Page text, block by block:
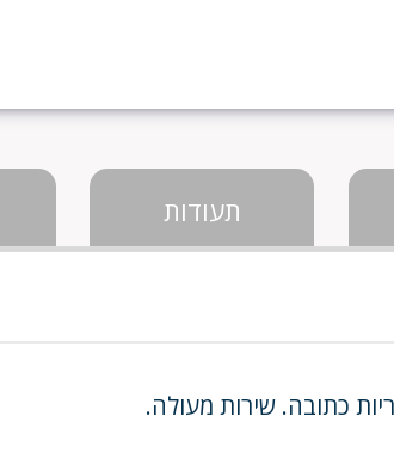
תעודות
כתובה. שירות מעולה.